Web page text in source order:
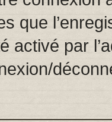
que
activé par